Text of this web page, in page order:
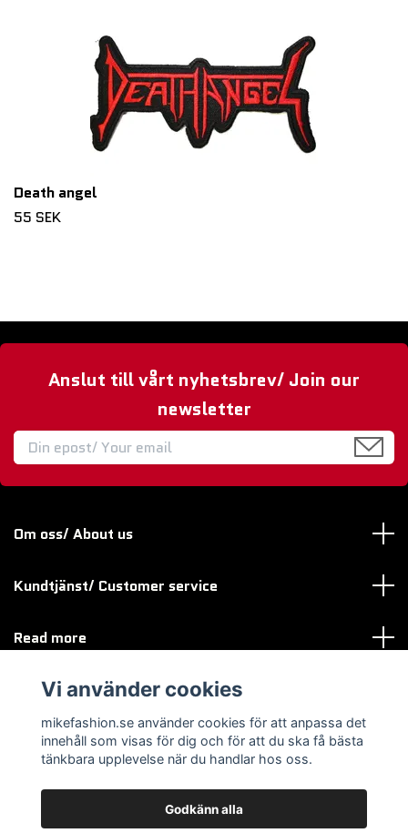
Death angel
55 SEK
Anslut till vårt nyhetsbrev/ Join our
newsletter
Om oss/ About us
Kundtjänst/ Customer service
Read more
Sociala medier
Vi använder cookies
mikefashion.se använder cookies för att anpassa det
innehåll som visas för dig och för att du ska få bästa
tänkbara upplevelse när du handlar hos oss.
Godkänn alla